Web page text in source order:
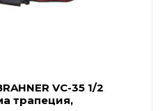
VC-35 1/2
трапеция,